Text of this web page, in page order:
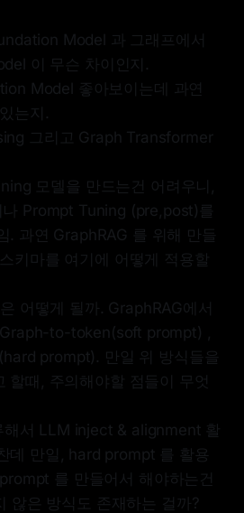
Model 과 그래프에서
이 무슨 차이인지.
Model 좋아보이는데 과연
는지.
그리고 Graph Transformer
모델을 만드는건 어려우니,
Prompt Tuning (pre,post)를
. 과연 GraphRAG 를 위해 만들
키마를 여기에 어떻게 적용할
어떻게 될까. GraphRAG에서
to-token(soft prompt) ,
prompt). 만일 위 방식들을
할때, 주의해야할 점들이 무엇
해서 LLM inject & alignment 활
데 만일, hard prompt 를 활용
를 만들어서 해야하는건
않은 방식도 존재하는 걸까?